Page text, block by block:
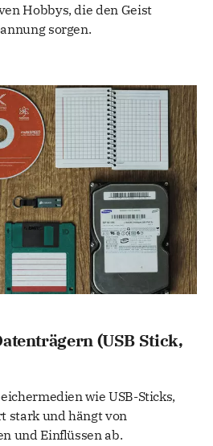
Hobbys, die den Geist
sorgen.
(USB Stick,
wie USB-Sticks,
stark und hängt von
und Einflüssen ab.